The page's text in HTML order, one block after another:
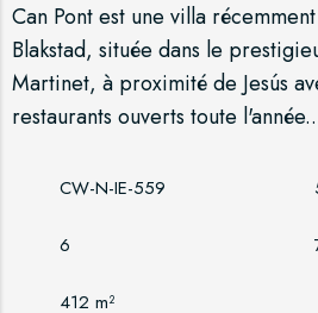
Can Pont est une villa
Blakstad, située dans le
Martinet, à proximité de Jesús
restaurants ouverts toute
CW-N-IE-559
6
412 m²